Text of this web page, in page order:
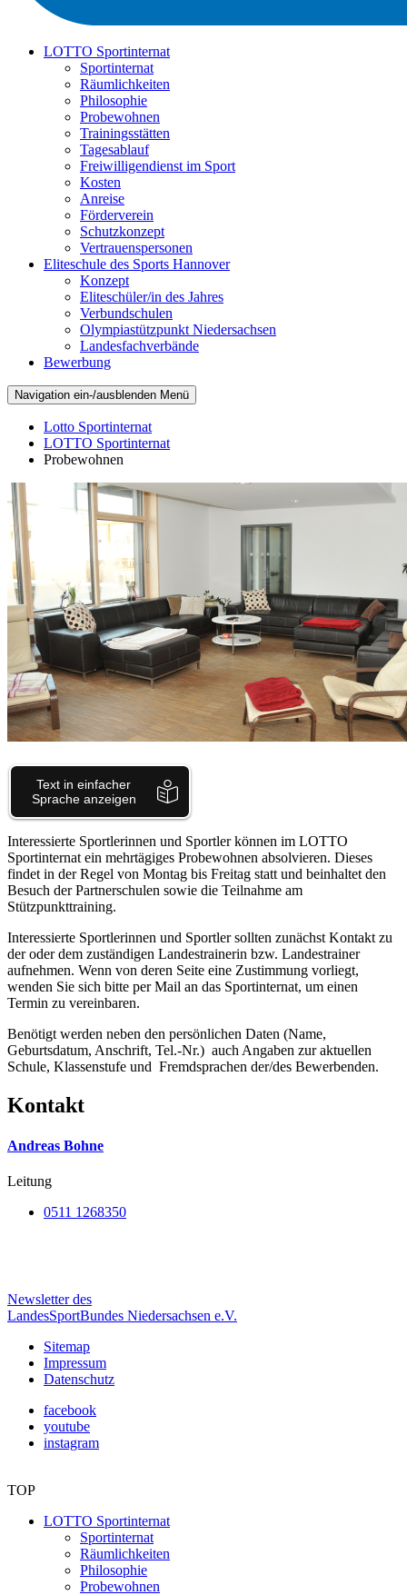
LOTTO Sportinternat
Sportinternat
Räumlichkeiten
Philosophie
Probewohnen
Trainingsstätten
Tagesablauf
Freiwilligendienst im Sport
Kosten
Anreise
Förderverein
Schutzkonzept
Vertrauenspersonen
Eliteschule des Sports Hannover
Konzept
Eliteschüler/in des Jahres
Verbundschulen
Olympiastützpunkt Niedersachsen
Landesfachverbände
Bewerbung
Navigation ein-/ausblenden Menü
Lotto Sportinternat
LOTTO Sportinternat
Probewohnen
Interessierte Sportlerinnen und Sportler können im LOTTO
Sportinternat ein mehrtägiges Probewohnen absolvieren. Dieses
findet in der Regel von Montag bis Freitag statt und beinhaltet den
Besuch der Partnerschulen sowie die Teilnahme am
Stützpunkttraining.
Interessierte Sportlerinnen und Sportler sollten zunächst Kontakt zu
der oder dem zuständigen Landestrainerin bzw. Landestrainer
aufnehmen. Wenn von deren Seite eine Zustimmung vorliegt,
wenden Sie sich bitte per Mail an das Sportinternat, um einen
Termin zu vereinbaren.
Benötigt werden neben den persönlichen Daten (Name,
Geburtsdatum, Anschrift, Tel.-Nr.) auch Angaben zur aktuellen
Schule, Klassenstufe und Fremdsprachen der/des Bewerbenden.
Kontakt
Andreas Bohne
Leitung
0511 1268350
Newsletter des
LandesSportBundes Niedersachsen e.V.
Sitemap
Impressum
Datenschutz
facebook
youtube
instagram
TOP
LOTTO Sportinternat
Sportinternat
Räumlichkeiten
Philosophie
Probewohnen